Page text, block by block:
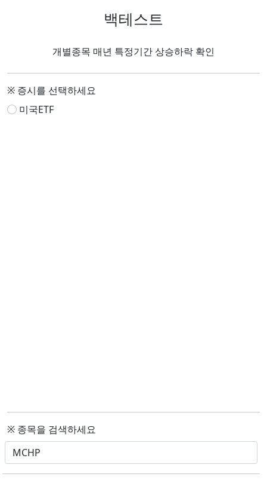
백테스트
개별종목 매년 특정기간 상승하락 확인
※ 증시를 선택하세요
미국ETF
※ 종목을 검색하세요